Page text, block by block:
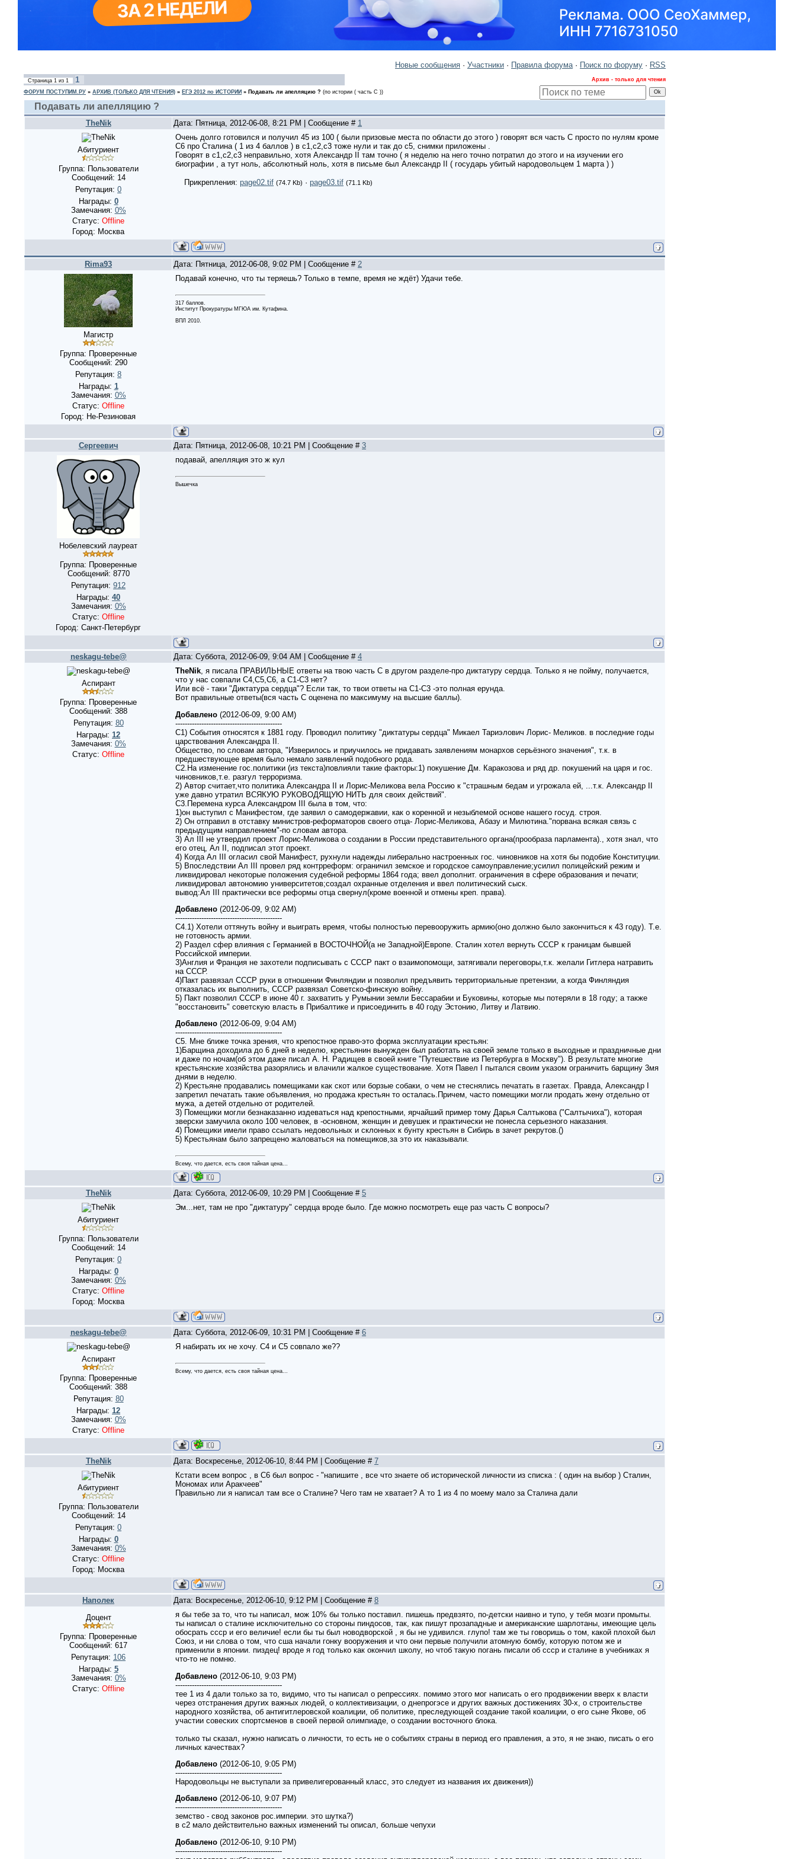
Новые сообщения · Участники · Правила форума· Поиск по форуму · RSS
Страница 1 из 1 1 Архив - только для чтения
ФОРУМ ПОСТУПИМ.РУ » АРХИВ (ТОЛЬКО ДЛЯ ЧТЕНИЯ) » ЕГЭ 2012 по ИСТОРИИ » Подавать ли апелляцию ? (по истории ( часть С ))
Подавать ли апелляцию ?
TheNik Дата: Пятница, 2012-06-08, 8:21 PM | Сообщение # 1
Абитуриент
Группа: Пользователи
Сообщений: 14
Репутация: 0
Награды: 0
Замечания: 0%
Статус: Offline
Город: Москва
Очень долго готовился и получил 45 из 100 ( были призовые места по области до этого ) говорят вся часть С просто по нулям кроме
С6 про Сталина ( 1 из 4 баллов ) в с1,с2,с3 тоже нули и так до с5, снимки приложены .
Говорят в с1,с2,с3 неправильно, хотя Александр II там точно ( я неделю на него точно потратил до этого и на изучении его
биографии , а тут ноль, абсолютный ноль, хотя в письме был Александр II ( государь убитый народовольцем 1 марта ) )
Прикрепления: page02.tif (74.7 Kb) · page03.tif (71.1 Kb)
Rima93 Дата: Пятница, 2012-06-08, 9:02 PM | Сообщение # 2
Магистр
Группа: Проверенные
Сообщений: 290
Репутация: 8
Награды: 1
Замечания: 0%
Статус: Offline
Город: Не-Резиновая
Подавай конечно, что ты теряешь? Только в темпе, время не ждёт) Удачи тебе.
317 баллов.
Институт Прокуратуры МГЮА им. Кутафина.
ВПЛ 2010.
Сергеевич Дата: Пятница, 2012-06-08, 10:21 PM | Сообщение # 3
Нобелевский лауреат
Группа: Проверенные
Сообщений: 8770
Репутация: 912
Награды: 40
Замечания: 0%
Статус: Offline
Город: Санкт-Петербург
подавай, апелляция это ж кул
Вышечка
neskagu-tebe@ Дата: Суббота, 2012-06-09, 9:04 AM | Сообщение # 4
Аспирант
Группа: Проверенные
Сообщений: 388
Репутация: 80
Награды: 12
Замечания: 0%
Статус: Offline
TheNik, я писала ПРАВИЛЬНЫЕ ответы на твою часть С в другом разделе-про диктатуру сердца. Только я не пойму, получается,
что у нас совпали С4,С5,С6, а С1-С3 нет?
Или всё - таки "Диктатура сердца"? Если так, то твои ответы на С1-С3 -это полная ерунда.
Вот правильные ответы(вся часть С оценена по максимуму на высшие баллы).
Добавлено (2012-06-09, 9:00 AM)
---------------------------------------------
С1) События относятся к 1881 году. Проводил политику "диктатуры сердца" Микаел Тариэлович Лорис- Меликов. в последние годы
царствования Александра II.
Общество, по словам автора, "Изверилось и приучилось не придавать заявлениям монархов серьёзного значения", т.к. в
предшествующее время было немало заявлений подобного рода.
С2.На изменение гос.политики (из текста)повлияли такие факторы:1) покушение Дм. Каракозова и ряд др. покушений на царя и гос.
чиновников,т.е. разгул терроризма.
2) Автор считает,что политика Александра II и Лорис-Меликова вела Россию к "страшным бедам и угрожала ей, ...т.к. Александр II
уже давно утратил ВСЯКУЮ РУКОВОДЯЩУЮ НИТЬ для своих действий".
С3.Перемена курса Александром III была в том, что:
1)он выступил с Манифестом, где заявил о самодержавии, как о коренной и незыблемой основе нашего госуд. строя.
2) Он отправил в отставку министров-реформаторов своего отца- Лорис-Меликова, Абазу и Милютина."порвана всякая связь с
предыдущим направлением"-по словам автора.
3) Ал III не утвердил проект Лорис-Меликова о создании в России представительного органа(прообраза парламента)., хотя знал, что
его отец, Ал II, подписал этот проект.
4) Когда Ал III огласил свой Манифест, рухнули надежды либерально настроенных гос. чиновников на хотя бы подобие Конституции.
5) Впоследствии Ал III провел ряд контрреформ: ограничил земское и городское самоуправление;усилил полицейский режим и
ликвидировал некоторые положения судебной реформы 1864 года; ввел дополнит. ограничения в сфере образования и печати;
ликвидировал автономию университетов;создал охранные отделения и ввел политический сыск.
вывод:Ал III практически все реформы отца свернул(кроме военной и отмены креп. права).
Добавлено (2012-06-09, 9:02 AM)
---------------------------------------------
С4.1) Хотели оттянуть войну и выиграть время, чтобы полностью перевооружить армию(оно должно было закончиться к 43 году). Т.е.
не готовность армии.
2) Раздел сфер влияния с Германией в ВОСТОЧНОЙ(а не Западной)Европе. Сталин хотел вернуть СССР к границам бывшей
Российской империи.
3)Англия и Франция не захотели подписывать с СССР пакт о взаимопомощи, затягивали переговоры,т.к. желали Гитлера натравить
на СССР.
4)Пакт развязал СССР руки в отношении Финляндии и позволил предъявить территориальные претензии, а когда Финляндия
отказалась их выполнить, СССР развязал Советско-финскую войну.
5) Пакт позволил СССР в июне 40 г. захватить у Румынии земли Бессарабии и Буковины, которые мы потеряли в 18 году; а также
"восстановить" советскую власть в Прибалтике и присоединить в 40 году Эстонию, Литву и Латвию.
Добавлено (2012-06-09, 9:04 AM)
---------------------------------------------
С5. Мне ближе точка зрения, что крепостное право-это форма эксплуатации крестьян:
1)Барщина доходила до 6 дней в неделю, крестьянин вынужден был работать на своей земле только в выходные и праздничные дни
и даже по ночам(об этом даже писал А. Н. Радищев в своей книге "Путешествие из Петербурга в Москву"). В результате многие
крестьянские хозяйства разорялись и влачили жалкое существование. Хотя Павел I пытался своим указом ограничить барщину 3мя
днями в неделю.
2) Крестьяне продавались помещиками как скот или борзые собаки, о чем не стеснялись печатать в газетах. Правда, Александр I
запретил печатать такие объявления, но продажа крестьян то осталась.Причем, часто помещики могли продать жену отдельно от
мужа, а детей отдельно от родителей.
3) Помещики могли безнаказанно издеваться над крепостными, ярчайший пример тому Дарья Салтыкова ("Салтычиха"), которая
зверски замучила около 100 человек, в -основном, женщин и девушек и практически не понесла серьезного наказания.
4) Помещики имели право ссылать недовольных и склонных к бунту крестьян в Сибирь в зачет рекрутов.()
5) Крестьянам было запрещено жаловаться на помещиков,за это их наказывали.
Всему, что дается, есть своя тайная цена...
TheNik Дата: Суббота, 2012-06-09, 10:29 PM | Сообщение # 5
Абитуриент
Группа: Пользователи
Сообщений: 14
Репутация: 0
Награды: 0
Замечания: 0%
Статус: Offline
Город: Москва
Эм...нет, там не про "диктатуру" сердца вроде было. Где можно посмотреть еще раз часть С вопросы?
neskagu-tebe@ Дата: Суббота, 2012-06-09, 10:31 PM | Сообщение # 6
Аспирант
Группа: Проверенные
Сообщений: 388
Репутация: 80
Награды: 12
Замечания: 0%
Статус: Offline
Я набирать их не хочу. С4 и С5 совпало же??
Всему, что дается, есть своя тайная цена...
TheNik Дата: Воскресенье, 2012-06-10, 8:44 PM | Сообщение # 7
Абитуриент
Группа: Пользователи
Сообщений: 14
Репутация: 0
Награды: 0
Замечания: 0%
Статус: Offline
Город: Москва
Кстати всем вопрос , в С6 был вопрос - "напишите , все что знаете об исторической личности из списка : ( один на выбор ) Сталин,
Мономах или Аракчеев"
Правильно ли я написал там все о Сталине? Чего там не хватает? А то 1 из 4 по моему мало за Сталина дали
Наполек Дата: Воскресенье, 2012-06-10, 9:12 PM | Сообщение # 8
Доцент
Группа: Проверенные
Сообщений: 617
Репутация: 106
Награды: 5
Замечания: 0%
Статус: Offline
я бы тебе за то, что ты написал, мож 10% бы только поставил. пишешь предвзято, по-детски наивно и тупо, у тебя мозги промыты.
ты написал о сталине исключительно со стороны пиндосов, так, как пишут прозападные и американские шарлотаны, имеющие цель
обосрать ссср и его величие! если бы ты был новодворской , я бы не удивился. глупо! там же ты говоришь о том, какой плохой был
Союз, и ни слова о том, что сша начали гонку вооружения и что они первые получили атомную бомбу, которую потом же и
применили в японии. пиздец! вроде я год только как окончил школу, но чтоб такую погань писали об ссср и сталине в учебниках я
что-то не помню.
Добавлено (2012-06-10, 9:03 PM)
---------------------------------------------
тее 1 из 4 дали только за то, видимо, что ты написал о репрессиях. помимо этого мог написать о его продвижении вверх к власти
через отстранения других важных людей, о коллективизации, о днепрогэсе и других важных достижениях 30-х, о строительстве
народного хозяйства, об антигитлеровской коалиции, об политике, преследующей создание такой коалиции, о его сыне Якове, об
участии совеских спортсменов в своей первой олимпиаде, о создании восточного блока.
только ты сказал, нужно написать о личности, то есть не о событиях страны в период его правления, а это, я не знаю, писать о его
личных качествах?
Добавлено (2012-06-10, 9:05 PM)
---------------------------------------------
Народовольцы не выступали за привелигерованный класс, это следует из названия их движения))
Добавлено (2012-06-10, 9:07 PM)
---------------------------------------------
земство - свод законов рос.империи. это шутка?)
в с2 мало действительно важных изменений ты описал, больше чепухи
Добавлено (2012-06-10, 9:10 PM)
---------------------------------------------